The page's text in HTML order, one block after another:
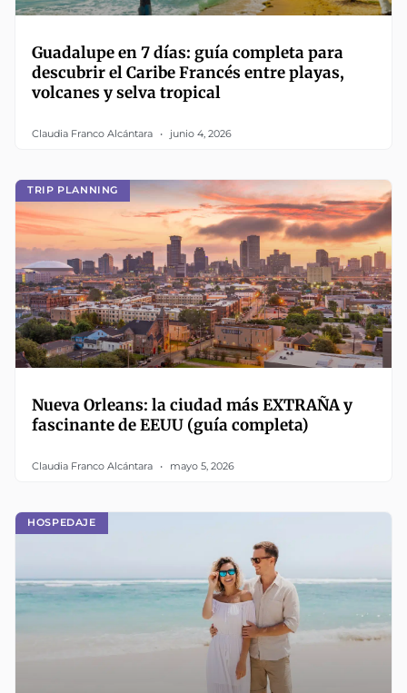
Guadalupe en 7 días: guía completa para
descubrir el Caribe Francés entre playas,
volcanes y selva tropical
Claudia Franco Alcántara junio 4, 2026
TRIP PLANNING
Nueva Orleans: la ciudad más EXTRAÑA y
fascinante de EEUU (guía completa)
Claudia Franco Alcántara mayo 5, 2026
HOSPEDAJE